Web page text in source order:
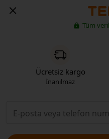
Tüm
Ücretsiz kargo
İnanılmaz